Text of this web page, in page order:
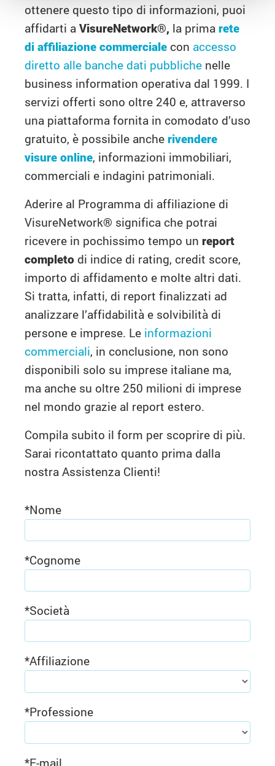
ottenere questo tipo di informazioni, puoi
affidarti a VisureNetwork®, la prima rete
di affiliazione commerciale con accesso
diretto alle banche dati pubbliche nelle
business information operativa dal 1999. I
servizi offerti sono oltre 240 e, attraverso
una piattaforma fornita in comodato d’uso
gratuito, è possibile anche rivendere
visure online, informazioni immobiliari,
commerciali e indagini patrimoniali.
Aderire al Programma di affiliazione di
VisureNetwork® significa che potrai
ricevere in pochissimo tempo un report
completo di indice di rating, credit score,
importo di affidamento e molte altri dati.
Si tratta, infatti, di report finalizzati ad
analizzare l’affidabilità e solvibilità di
persone e imprese. Le informazioni
commerciali, in conclusione, non sono
disponibili solo su imprese italiane ma,
ma anche su oltre 250 milioni di imprese
nel mondo grazie al report estero.
Compila subito il form per scoprire di più.
Sarai ricontattato quanto prima dalla
nostra Assistenza Clienti!
*Nome
*Cognome
*Società
*Affiliazione
*Professione
*E-mail